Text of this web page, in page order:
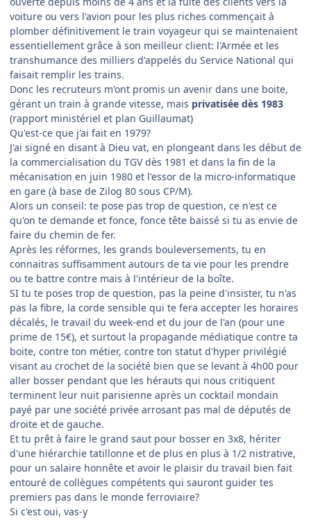
voiture ou vers l'avion pour les plus riches commençait à
plomber définitivement le train voyageur qui se maintenaient
essentiellement grâce à son meilleur client: l'Armée et les
transhumance des milliers d'appelés du Service National qui
faisait remplir les trains.
Donc les recruteurs m'ont promis un avenir dans une boite,
gérant un train à grande vitesse, mais privatisée dès 1983
(rapport ministériel et plan Guillaumat)
Qu'est-ce que j'ai fait en 1979?
J'ai signé en disant à Dieu vat, en plongeant dans les début de
la commercialisation du TGV dès 1981 et dans la fin de la
mécanisation en juin 1980 et l'essor de la micro-informatique
en gare (à base de Zilog 80 sous CP/M).
Alors un conseil: te pose pas trop de question, ce n'est ce
qu'on te demande et fonce, fonce tête baissé si tu as envie de
faire du chemin de fer.
Après les réformes, les grands bouleversements, tu en
connaitras suffisamment autours de ta vie pour les prendre
ou te battre contre mais à l'intérieur de la boîte.
SI tu te poses trop de question, pas la peine d'insister, tu n'as
pas la fibre, la corde sensible qui te fera accepter les horaires
décalés, le travail du week-end et du jour de l'an (pour une
prime de 15€), et surtout la propagande médiatique contre ta
boite, contre ton métier, contre ton statut d'hyper privilégié
visant au crochet de la société bien que se levant à 4h00 pour
aller bosser pendant que les hérauts qui nous critiquent
terminent leur nuit parisienne après un cocktail mondain
payé par une société privée arrosant pas mal de députés de
droite et de gauche.
Et tu prêt à faire le grand saut pour bosser en 3x8, hériter
d'une hiérarchie tatillonne et de plus en plus à 1/2 nistrative,
pour un salaire honnête et avoir le plaisir du travail bien fait
entouré de collègues compétents qui sauront guider tes
premiers pas dans le monde ferroviaire?
Si c'est oui, vas-y